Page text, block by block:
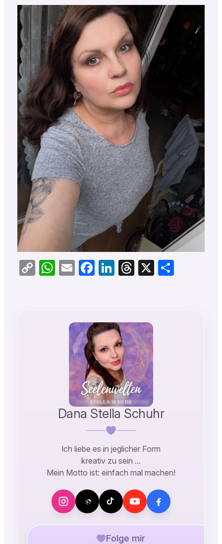
CopyWhatsApp
EmailFacebook
LinkedIn
Threads
X Teilen
Dana Stella Schuhr
Ich liebe es in jeglicher Form
kreativ zu sein …
Mein Motto ist: einfach mal machen!
Folge mir